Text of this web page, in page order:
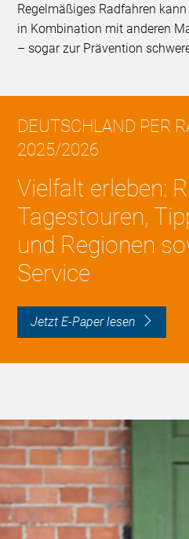
Regelmäßiges Radfahren
in Kombination mit anderen
– sogar zur Prävention
DEUTSCHLAND PER
2025/2026
Vielfalt erleben:
Tagestouren,
und Regionen
Service
Jetzt E-Paper lesen